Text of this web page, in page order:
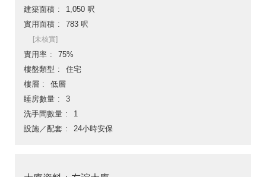
建築面積
1,050 呎
實用面積
783 呎
[未核實]
實用率
75%
樓盤類型
住宅
樓層
低層
睡房數量
3
洗手間數量
1
設施／配套
24小時安保